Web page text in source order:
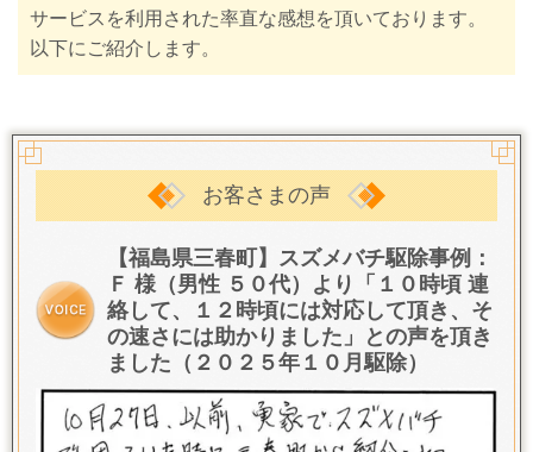
サービスを利用された率直な感想を頂いております。
以下にご紹介します。
お客さまの声
【福島県三春町】スズメバチ駆除事例：
Ｆ 様（男性 ５０代）より「１０時頃 連
絡して、１２時頃には対応して頂き、そ
の速さには助かりました」との声を頂き
ました（２０２５年１０月駆除）